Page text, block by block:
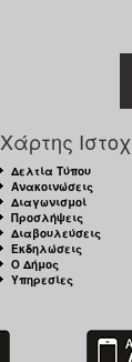
Χάρτης
Δελτία Τύπου
Ανακοινώσεις
Διαγωνισμοί
Προσλήψεις
Διαβουλεύσεις
Εκδηλώσεις
Ο Δήμος
Υπηρεσίες